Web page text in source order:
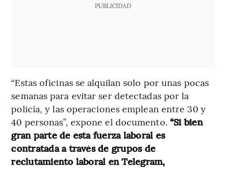
PUBLICIDAD
“Estas oficinas se alquilan solo por unas pocas
semanas para evitar ser detectadas por la
policía, y las operaciones emplean entre 30 y
40 personas”, expone el documento. “Si bien
gran parte de esta fuerza laboral es
contratada a través de grupos de
reclutamiento laboral en Telegram,